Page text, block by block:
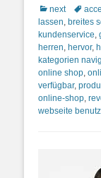
Kategorien
next
lassen, breites
kundenservice,
herren, hervor,
kategorien
online shop,
verfügbar,
online-shop,
webseite